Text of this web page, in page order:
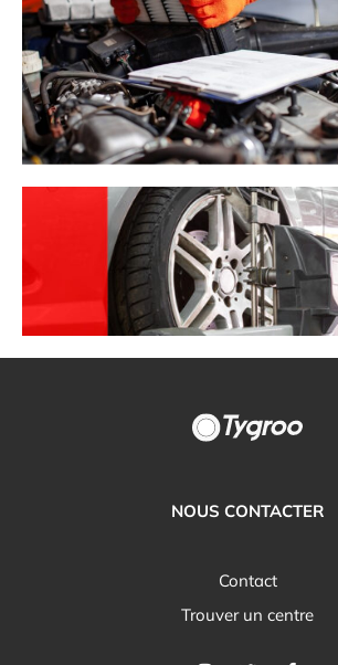
NOUS CONTACTER
Contact
Trouver un centre